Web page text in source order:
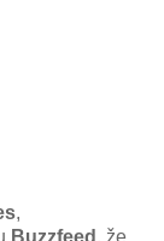
,
Buzzfeed , že